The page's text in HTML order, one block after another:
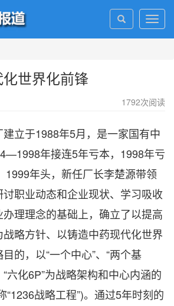
世界化前锋
1792次阅读
立于1988年5月，是一家国有中
年接连5年亏本，1998年亏
1999年头，新任厂长李楚源带领
职业动态和企业现状、学习吸收
理理念的基础上，确立了以提高
略方针、以铸造中药现代化世界
的，以“一个中心”、“两个基
“六化6P”为战略架构和中心内涵的
“1236战略工程”)。通过5年时刻的